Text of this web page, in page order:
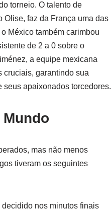
torneio. O talento de
Olise, faz da França uma das
México também carimbou
de 2 a 0 sobre o
a equipe mexicana
cruciais, garantindo sua
seus apaixonados torcedores.
mas não menos
tiveram os seguintes
nos minutos finais